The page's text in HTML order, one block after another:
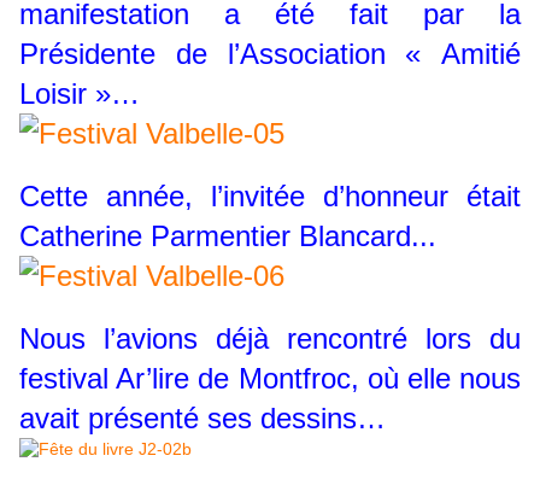
manifestation a été fait par la
Présidente de l’Association « Amitié
Loisir »…
Cette année, l’invitée d’honneur était
Catherine Parmentier Blancard...
Nous l’avions déjà rencontré lors du
festival Ar’lire de Montfroc, où elle nous
avait présenté ses dessins…